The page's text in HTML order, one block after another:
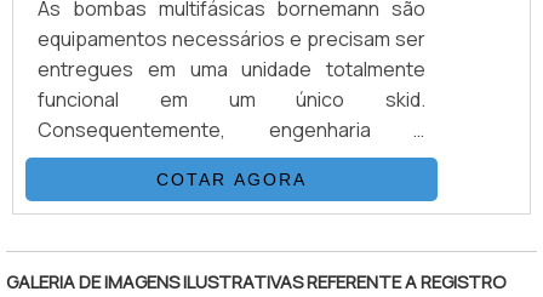
As bombas multifásicas bornemann são
equipamentos necessários e precisam ser
entregues em uma unidade totalmente
funcional em um único skid.
Consequentemente, engenharia e
construção são diretas e muito mais
rápidas. Os selos mecânicos utilizados,
aprovados em centenas de aplicações ao
redor do mundo, bem como o projeto das
unidades garantem o atendimento às mais
COTAR AGORA
GALERIA DE IMAGENS ILUSTRATIVAS REFERENTE A REGISTRO